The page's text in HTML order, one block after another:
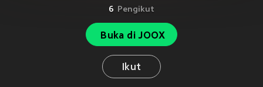
6 Pengikut
Buka di JOOX
Ikut